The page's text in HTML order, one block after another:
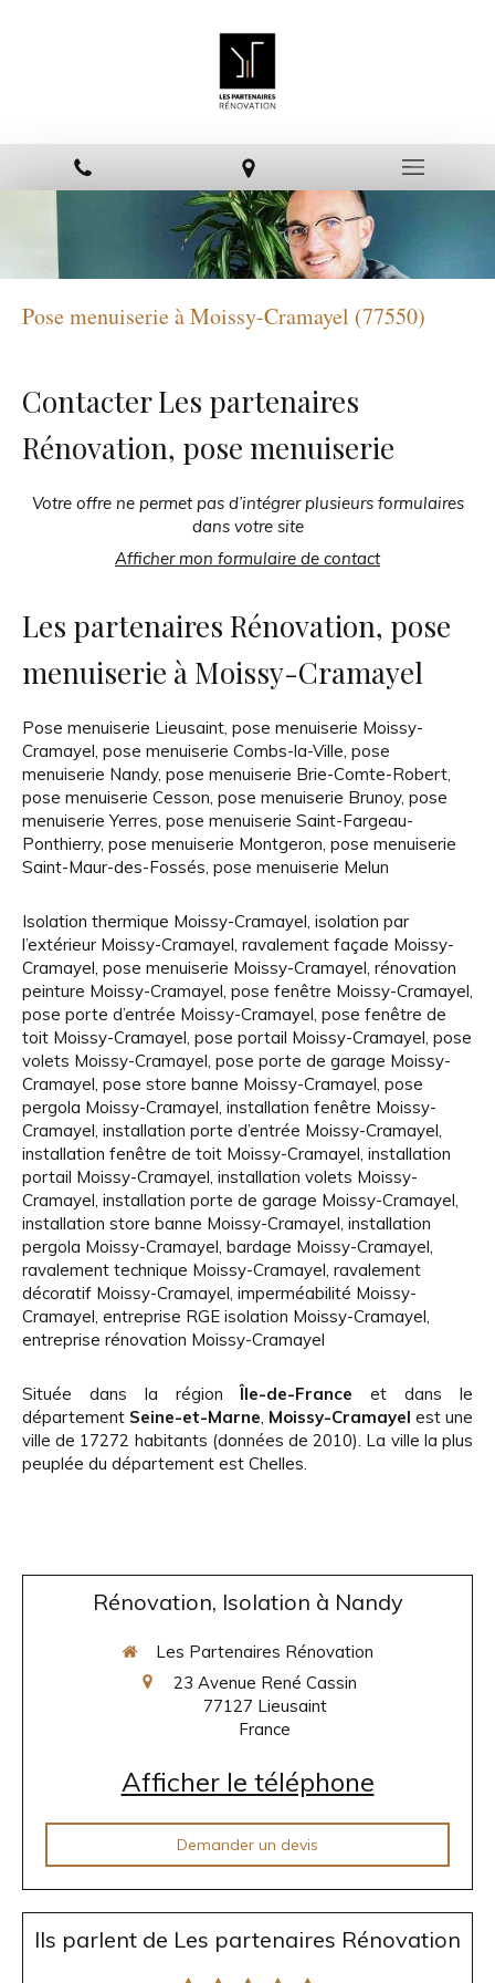
Pose menuiserie à Moissy-Cramayel (77550)
Contacter Les partenaires
Rénovation, pose menuiserie
Votre offre ne permet pas d’intégrer plusieurs formulaires
dans votre site
Afficher mon formulaire de contact
Les partenaires Rénovation, pose
menuiserie à Moissy-Cramayel
Pose menuiserie Lieusaint, pose menuiserie Moissy-
Cramayel, pose menuiserie Combs-la-Ville, pose
menuiserie Nandy, pose menuiserie Brie-Comte-Robert,
pose menuiserie Cesson, pose menuiserie Brunoy, pose
menuiserie Yerres, pose menuiserie Saint-Fargeau-
Ponthierry, pose menuiserie Montgeron, pose menuiserie
Saint-Maur-des-Fossés, pose menuiserie Melun
Isolation thermique Moissy-Cramayel, isolation par
l’extérieur Moissy-Cramayel, ravalement façade Moissy-
Cramayel, pose menuiserie Moissy-Cramayel, rénovation
peinture Moissy-Cramayel, pose fenêtre Moissy-Cramayel,
pose porte d’entrée Moissy-Cramayel, pose fenêtre de
toit Moissy-Cramayel, pose portail Moissy-Cramayel, pose
volets Moissy-Cramayel, pose porte de garage Moissy-
Cramayel, pose store banne Moissy-Cramayel, pose
pergola Moissy-Cramayel, installation fenêtre Moissy-
Cramayel, installation porte d’entrée Moissy-Cramayel,
installation fenêtre de toit Moissy-Cramayel, installation
portail Moissy-Cramayel, installation volets Moissy-
Cramayel, installation porte de garage Moissy-Cramayel,
installation store banne Moissy-Cramayel, installation
pergola Moissy-Cramayel, bardage Moissy-Cramayel,
ravalement technique Moissy-Cramayel, ravalement
décoratif Moissy-Cramayel, imperméabilité Moissy-
Cramayel, entreprise RGE isolation Moissy-Cramayel,
entreprise rénovation Moissy-Cramayel
Située dans la régionÎle-de-France et dans le
département Seine-et-Marne, Moissy-Cramayel est une
ville de 17272 habitants (données de 2010). La ville la plus
peuplée du département est Chelles.
Rénovation, Isolation à Nandy
Les Partenaires Rénovation
23 Avenue René Cassin
77127 Lieusaint
France
Afficher le téléphone
Demander un devis
Ils parlent de Les partenaires Rénovation